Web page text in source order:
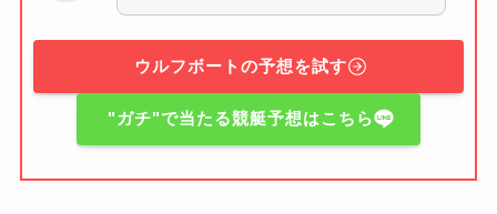
ウルフボートの予想を試す
"ガチ"で当たる競艇予想はこちら